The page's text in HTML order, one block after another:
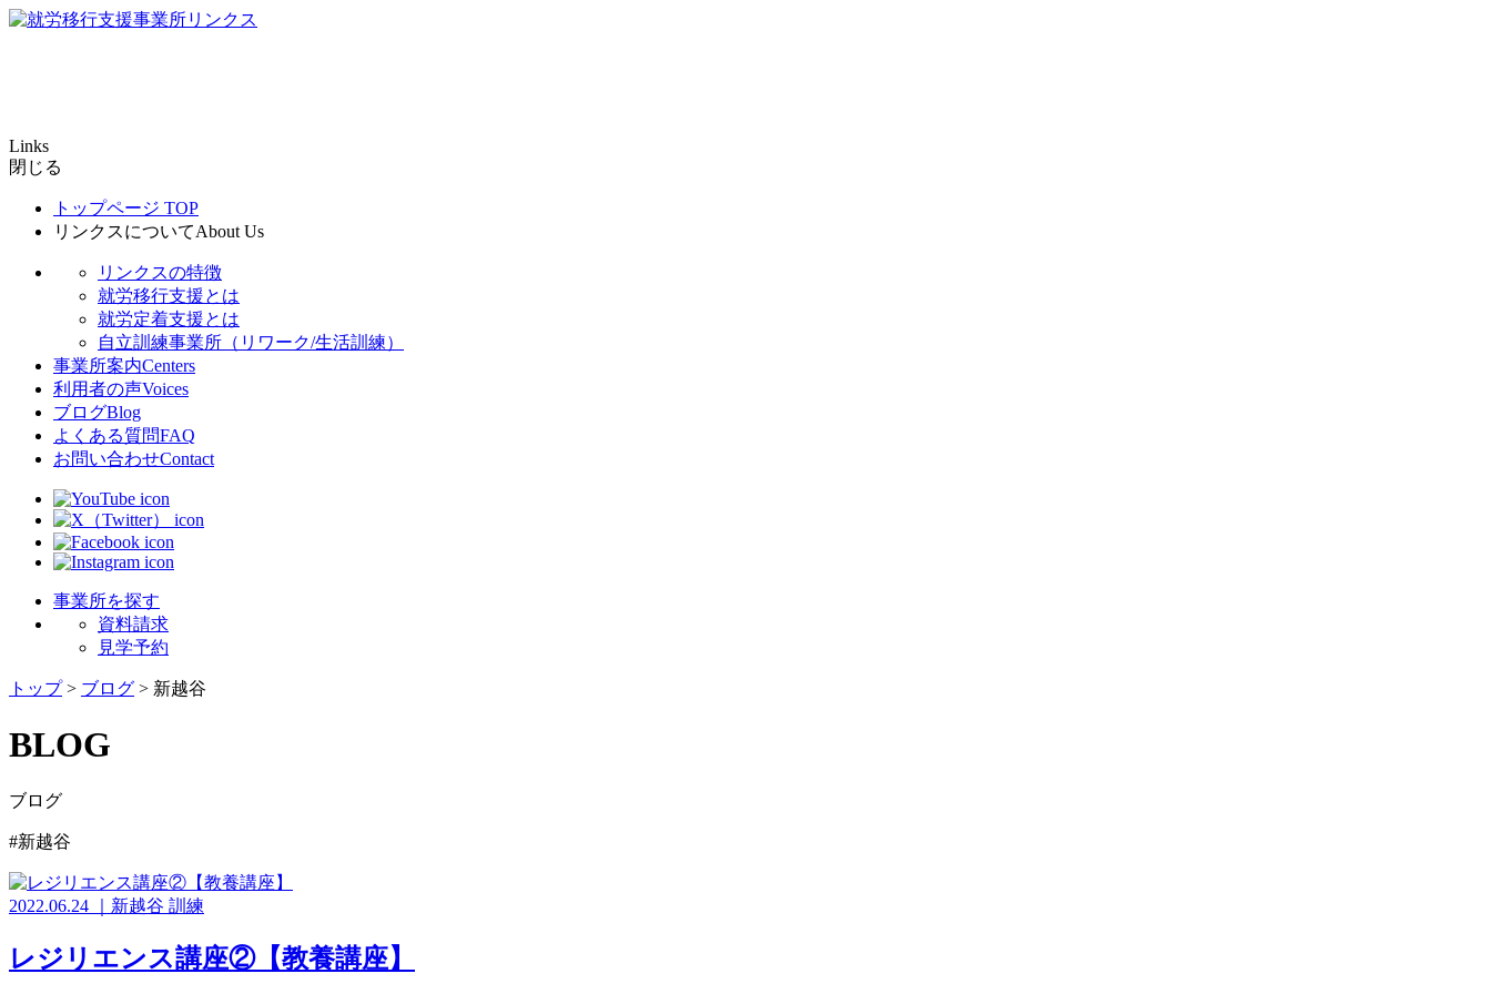
Links
閉じる
トップページ TOP
リンクスについてAbout Us
リンクスの特徴
就労移行支援とは
就労定着支援とは
自立訓練事業所（リワーク/生活訓練）
事業所案内Centers
利用者の声Voices
ブログBlog
よくある質問FAQ
お問い合わせContact
事業所を探す
資料請求
見学予約
トップ> ブログ > 新越谷
BLOG
ブログ
#新越谷
2022.06.24 新越谷 訓練
レジリエンス講座②【教養講座】